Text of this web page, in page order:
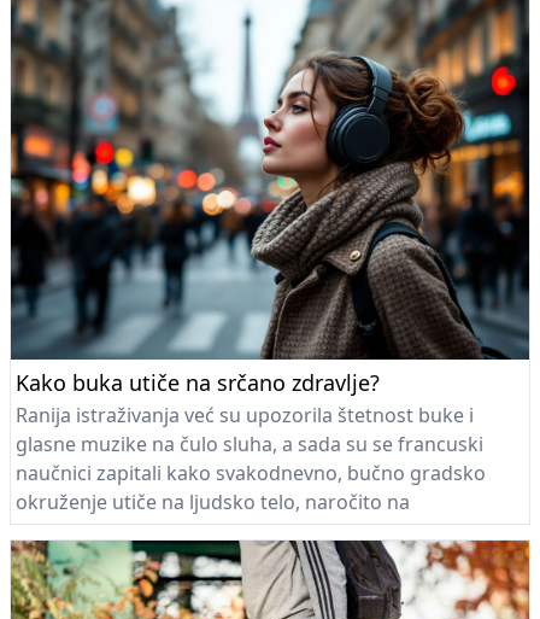
Kako buka utiče na srčano zdravlje?
Ranija istraživanja već su upozorila štetnost buke i
glasne muzike na čulo sluha, a sada su se francuski
naučnici zapitali kako svakodnevno, bučno gradsko
okruženje utiče na ljudsko telo, naročito na
kardiovaskularno zdravlje.